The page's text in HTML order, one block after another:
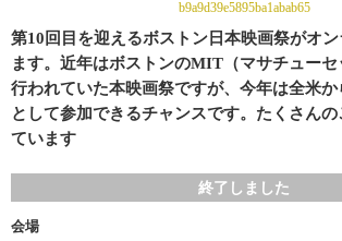
b9a9d39e5895ba1abab65
第10回目を迎えるボストン日本映画祭がオ
ます。近年はボストンのMIT（マサチュー
行われていた本映画祭ですが、今年は全米
として参加できるチャンスです。たくさん
ています
終了しました
会場